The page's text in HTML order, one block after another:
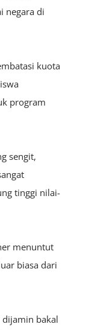
negara di
kuota
program
sengit,
tinggi nilai-
menuntut
biasa dari
dijamin bakal